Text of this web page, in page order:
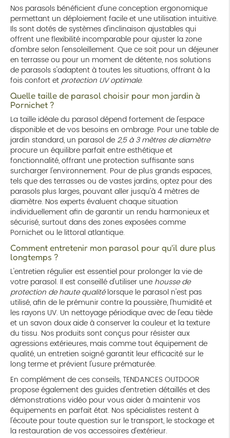
Nos parasols bénéficient d'une conception ergonomique
permettant un déploiement facile et une utilisation intuitive.
Ils sont dotés de systèmes d'inclinaison ajustables qui
offrent une flexibilité incomparable pour ajuster la zone
d'ombre selon l'ensoleillement. Que ce soit pour un déjeuner
en terrasse ou pour un moment de détente, nos solutions
de parasols s'adaptent à toutes les situations, offrant à la
fois confort etprotection UV optimale.
Quelle taille de parasol choisir pour mon jardin à
Pornichet ?
La taille idéale du parasol dépend fortement de l'espace
disponible et de vos besoins en ombrage. Pour une table de
jardin standard, un parasol de 2,5 à 3 mètres de diamètre
procure un équilibre parfait entre esthétique et
fonctionnalité, offrant une protection suffisante sans
surcharger l'environnement. Pour de plus grands espaces,
tels que des terrasses ou de vastes jardins, optez pour des
parasols plus larges, pouvant aller jusqu'à 4 mètres de
diamètre. Nos experts évaluent chaque situation
individuellement afin de garantir un rendu harmonieux et
sécurisé, surtout dans des zones exposées comme
Pornichet ou le littoral atlantique.
Comment entretenir mon parasol pour qu'il dure plus
longtemps ?
L'entretien régulier est essentiel pour prolonger la vie de
votre parasol. Il est conseillé d'utiliser une housse de
protection de haute qualitélorsque le parasol n'est pas
utilisé, afin de le prémunir contre la poussière, l'humidité et
les rayons UV. Un nettoyage périodique avec de l'eau tiède
et un savon doux aide à conserver la couleur et la texture
du tissu. Nos produits sont conçus pour résister aux
agressions extérieures, mais comme tout équipement de
qualité, un entretien soigné garantit leur efficacité sur le
long terme et prévient l'usure prématurée.
En complément de ces conseils, TENDANCES OUTDOOR
propose également des guides d'entretien détaillés et des
démonstrations vidéo pour vous aider à maintenir vos
équipements en parfait état. Nos spécialistes restent à
l'écoute pour toute question sur le transport, le stockage et
la restauration de vos accessoires d'extérieur.